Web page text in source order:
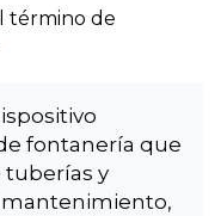
término de
fontanería que
tuberías y
mantenimiento,